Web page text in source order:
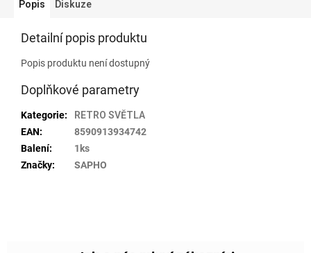
Popis Diskuze
Detailní popis produktu
Popis produktu není dostupný
Doplňkové parametry
Kategorie:
RETRO SVĚTLA
EAN:
8590913934742
Balení:
1ks
Značky: SAPHO